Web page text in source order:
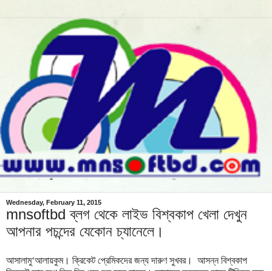
Wednesday, February 11, 2015
mnsoftbd ব্লগ থেকে লাইভ বিশ্বকাপ খেলা দেখুন
আপনার পচন্দের যেকোন চ্যানেলে।
আসালামু‘আলায়কুম। ক্রিকেট প্রেমিকদের জন্য দারুণ সুখবর। আসন্ন বিশ্বকাপ